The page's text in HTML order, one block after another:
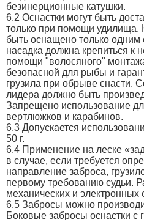
безинерционные катушки.
6.2 Оснастки могут быть
только при помощи
быть оснащено только
насадка должна крепиться к
помощи "волосяного"
безопасной для рыбы и
грузила при обрыве снасти.
лидера должно быть
Запрещено использование
вертлюжков и карабинов.
6.3 Допускается
50 г.
6.4 Применение на леске
в случае, если требуется
направление заброса,
первому требованию судьи.
механических и электронных
6.5 Забросы можно
Боковые забросы оснастки с